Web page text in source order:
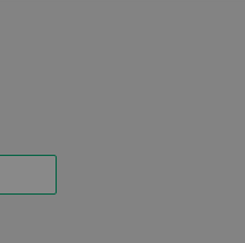
aus
ermöglicht, sondern vor
– und damit